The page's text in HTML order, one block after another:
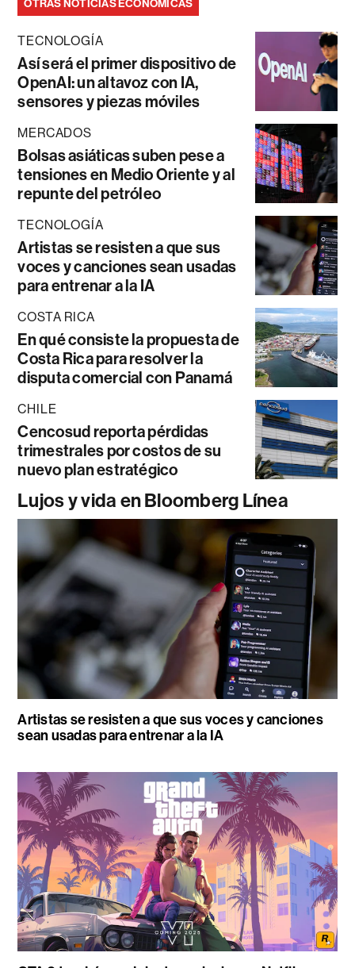
OTRAS NOTICIAS ECONÓMICAS
TECNOLOGÍA
Así será el primer dispositivo de
OpenAI: un altavoz con IA,
sensores y piezas móviles
MERCADOS
Bolsas asiáticas suben pese a
tensiones en Medio Oriente y al
repunte del petróleo
TECNOLOGÍA
Artistas se resisten a que sus
voces y canciones sean usadas
para entrenar a la IA
COSTA RICA
En qué consiste la propuesta de
Costa Rica para resolver la
disputa comercial con Panamá
CHILE
Cencosud reporta pérdidas
trimestrales por costos de su
nuevo plan estratégico
Lujos y vida en Bloomberg Línea
Artistas se resisten a que sus voces y canciones
sean usadas para entrenar a la IA